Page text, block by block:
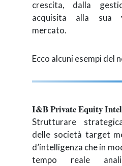
crescita, dalla
acquisita alla sua
mercato.
Ecco alcuni esempi del
I&B Private Equity
Strutturare
delle società target
d’intelligenza che in
tempo reale